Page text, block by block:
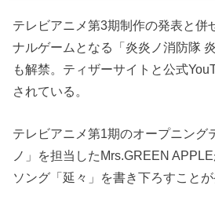
テレビアニメ第3期制作の発表と併
ナルゲームとなる「炎炎ノ消防隊
も解禁。ティザーサイトと公式
されている。
テレビアニメ第1期のオープニング
ノ」を担当したMrs.GREEN
ソング「延々」を書き下ろすことが